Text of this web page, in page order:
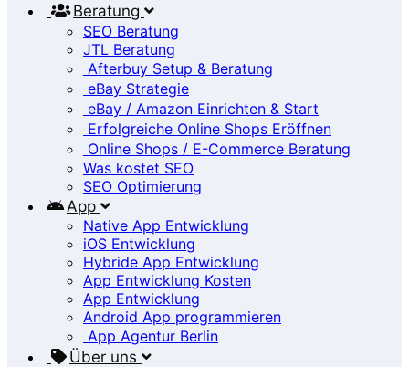
Beratung
SEO Beratung
JTL Beratung
Afterbuy Setup & Beratung
eBay Strategie
eBay / Amazon Einrichten & Start
Erfolgreiche Online Shops Eröffnen
Online Shops / E-Commerce Beratung
Was kostet SEO
SEO Optimierung
App
Native App Entwicklung
iOS Entwicklung
Hybride App Entwicklung
App Entwicklung Kosten
App Entwicklung
Android App programmieren
App Agentur Berlin
Über uns